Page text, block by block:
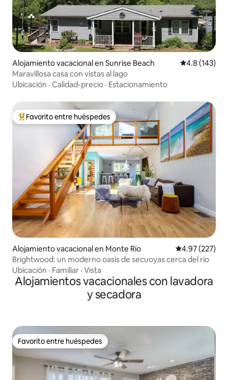
Alojamiento vacacional en Sunrise Beach Calificación
4.8 (143)
Maravillosa casa con vistas al lago
Ubicación · Calidad-precio · Estacionamiento
Favorito entre huéspedes preferido
Favorito entre huéspedes
Alojamiento vacacional en Monte Río Calificación
4.97 (227)
Brightwood: un moderno oasis de secuoyas cerca del río
Ubicación · Familiar · Vista
Alojamientos vacacionales con lavadora
y secadora
Favorito entre huéspedes
Favorito entre huéspedes